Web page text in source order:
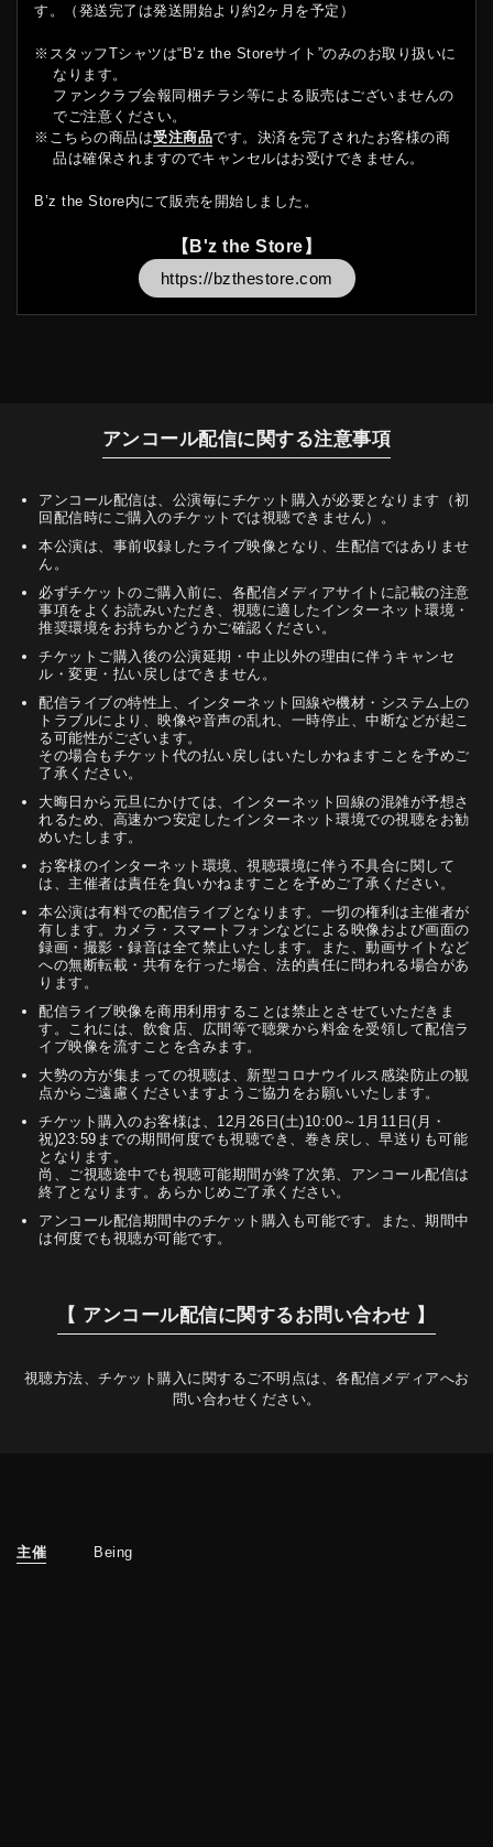
す。（発送完了は発送開始より約2ヶ月を予定）
※スタッフTシャツは“B’z the Storeサイト”のみのお取り扱いに
なります。
ファンクラブ会報同梱チラシ等による販売はございませんの
でご注意ください。
※こちらの商品は受注商品です。決済を完了されたお客様の商
品は確保されますのでキャンセルはお受けできません。
B’z the Store内にて販売を開始しました。
【B'z the Store】
https://bzthestore.com
アンコール配信に関する注意事項
アンコール配信は、公演毎にチケット購入が必要となります（初
回配信時にご購入のチケットでは視聴できません）。
本公演は、事前収録したライブ映像となり、生配信ではありませ
ん。
必ずチケットのご購入前に、各配信メディアサイトに記載の注意
事項をよくお読みいただき、視聴に適したインターネット環境・
推奨環境をお持ちかどうかご確認ください。
チケットご購入後の公演延期・中止以外の理由に伴うキャンセ
ル・変更・払い戻しはできません。
配信ライブの特性上、インターネット回線や機材・システム上の
トラブルにより、映像や音声の乱れ、一時停止、中断などが起こ
る可能性がございます。
その場合もチケット代の払い戻しはいたしかねますことを予めご
了承ください。
大晦日から元旦にかけては、インターネット回線の混雑が予想さ
れるため、高速かつ安定したインターネット環境での視聴をお勧
めいたします。
お客様のインターネット環境、視聴環境に伴う不具合に関して
は、主催者は責任を負いかねますことを予めご了承ください。
本公演は有料での配信ライブとなります。一切の権利は主催者が
有します。カメラ・スマートフォンなどによる映像および画面の
録画・撮影・録音は全て禁止いたします。また、動画サイトなど
への無断転載・共有を行った場合、法的責任に問われる場合があ
ります。
配信ライブ映像を商用利用することは禁止とさせていただきま
す。これには、飲食店、広間等で聴衆から料金を受領して配信ラ
イブ映像を流すことを含みます。
大勢の方が集まっての視聴は、新型コロナウイルス感染防止の観
点からご遠慮くださいますようご協力をお願いいたします。
チケット購入のお客様は、12月26日(土)10:00～1月11日(月・
祝)23:59までの期間何度でも視聴でき、巻き戻し、早送りも可能
となります。
尚、ご視聴途中でも視聴可能期間が終了次第、アンコール配信は
終了となります。あらかじめご了承ください。
アンコール配信期間中のチケット購入も可能です。また、期間中
は何度でも視聴が可能です。
【 アンコール配信に関するお問い合わせ 】
視聴方法、チケット購入に関するご不明点は、各配信メディアへお
問い合わせください。
主催 Being